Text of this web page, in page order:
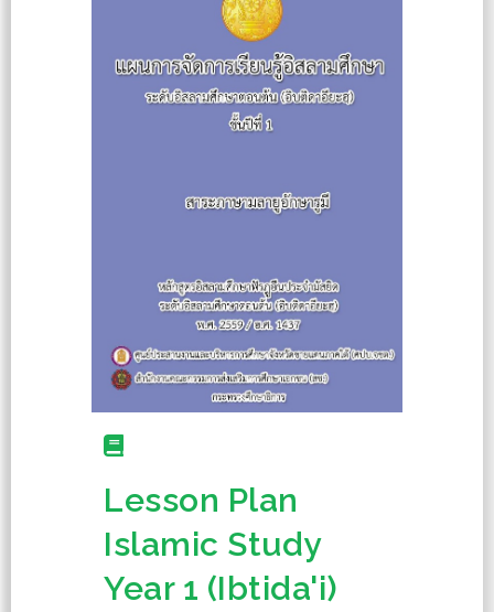
Lesson Plan
Islamic Study
Year 1 (Ibtida'i)